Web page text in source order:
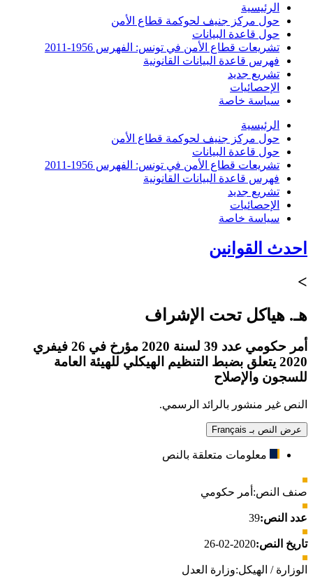
الرئيسية
حول مركز جنيف لحوكمة قطاع الأمن
حول قاعدة البيانات
تشريعات قطاع الأمن في تونس: الفهرس 1956-2011
فهرس قاعدة البيانات القانونية
تشريع جديد
الإحصائيات
سياسة خاصة
الرئيسية
حول مركز جنيف لحوكمة قطاع الأمن
حول قاعدة البيانات
تشريعات قطاع الأمن في تونس: الفهرس 1956-2011
فهرس قاعدة البيانات القانونية
تشريع جديد
الإحصائيات
سياسة خاصة
احدث القوانين
>
هـ. هياكل تحت الإشراف
أمر حكومي عدد 39 لسنة 2020 مؤرخ في 26 فيفري
2020 يتعلق بضبط التنظيم الهيكلي للهيئة العامة
للسجون والإصلاح
النص غير منشور بالرائد الرسمي.
عرض النص بـ Français
معلومات متعلقة بالنص
صنف النص: أمر حكومي
عدد النص:39
تاريخ النص:2020-02-26
الوزارة / الهيكل:وزارة العدل